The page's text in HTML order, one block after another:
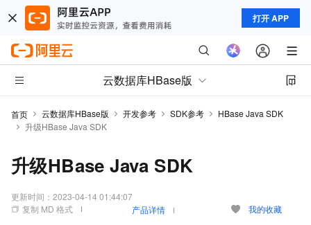
打开 APP
云数据库HBase版
首页 云数据库HBase版 开发参考 SDK参考
HBase Java SDK
升级HBase Java SDK
升级HBase Java SDK
更新时间： 2023-04-14 01:44:07
复制 MD 格式
产品详情 我的收藏